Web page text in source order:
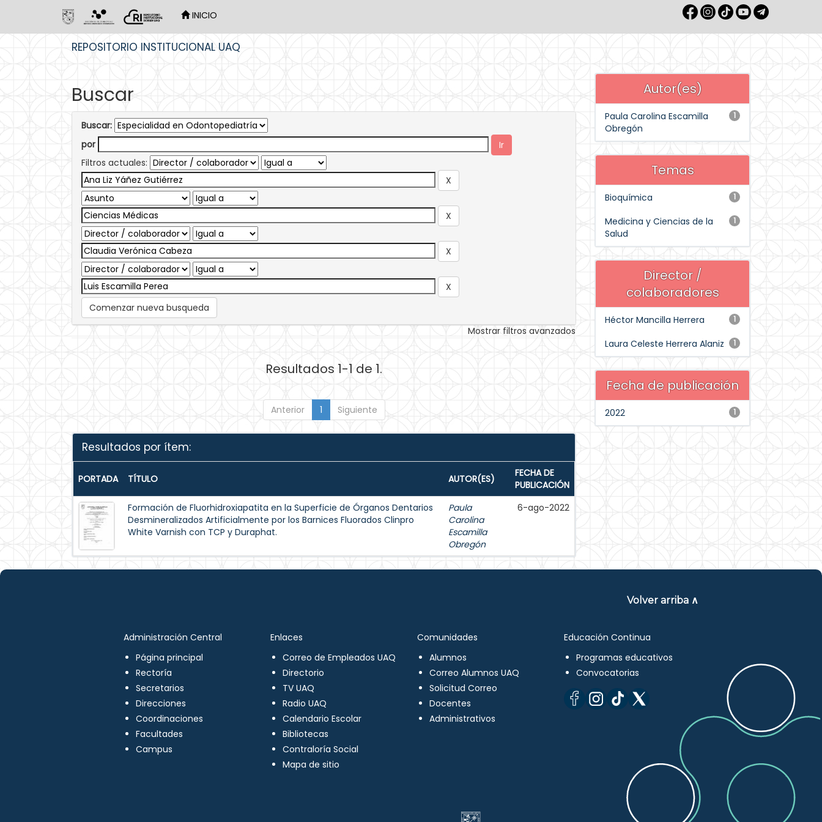
INICIO
REPOSITORIO INSTITUCIONAL UAQ
Buscar
Buscar:
por
Filtros actuales:
Comenzar nueva busqueda
Mostrar filtros avanzados
Resultados 1-1 de 1.
Anterior 1 Siguiente
Resultados por ítem:
PORTADA TÍTULO AUTOR(ES)
FECHA DE
PUBLICACIÓN
Formación de Fluorhidroxiapatita en la Superficie de Órganos Dentarios
Desmineralizados Artificialmente por los Barnices Fluorados Clinpro
White Varnish con TCP y Duraphat.
Paula
Carolina
Escamilla
Obregón
6-ago-2022
Autor(es)
1
Paula Carolina Escamilla
Obregón
Temas
1
Bioquímica
1
Medicina y Ciencias de la
Salud
Director /
colaboradores
1
Héctor Mancilla Herrera
1
Laura Celeste Herrera Alaniz
Fecha de publicación
1
2022
Volver arriba ∧
Administración Central
Página principal
Rectoría
Secretarios
Direcciones
Coordinaciones
Facultades
Campus
Enlaces
Correo de Empleados UAQ
Directorio
TV UAQ
Radio UAQ
Calendario Escolar
Bibliotecas
Contraloría Social
Mapa de sitio
Comunidades
Alumnos
Correo Alumnos UAQ
Solicitud Correo
Docentes
Administrativos
Educación Continua
Programas educativos
Convocatorias